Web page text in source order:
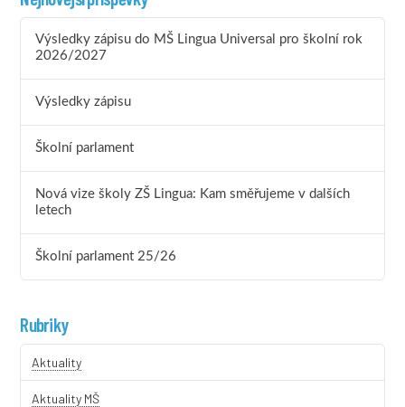
Výsledky zápisu do MŠ Lingua Universal pro školní rok
2026/2027
Výsledky zápisu
Školní parlament
Nová vize školy ZŠ Lingua: Kam směřujeme v dalších
letech
Školní parlament 25/26
Rubriky
Aktuality
Aktuality MŠ